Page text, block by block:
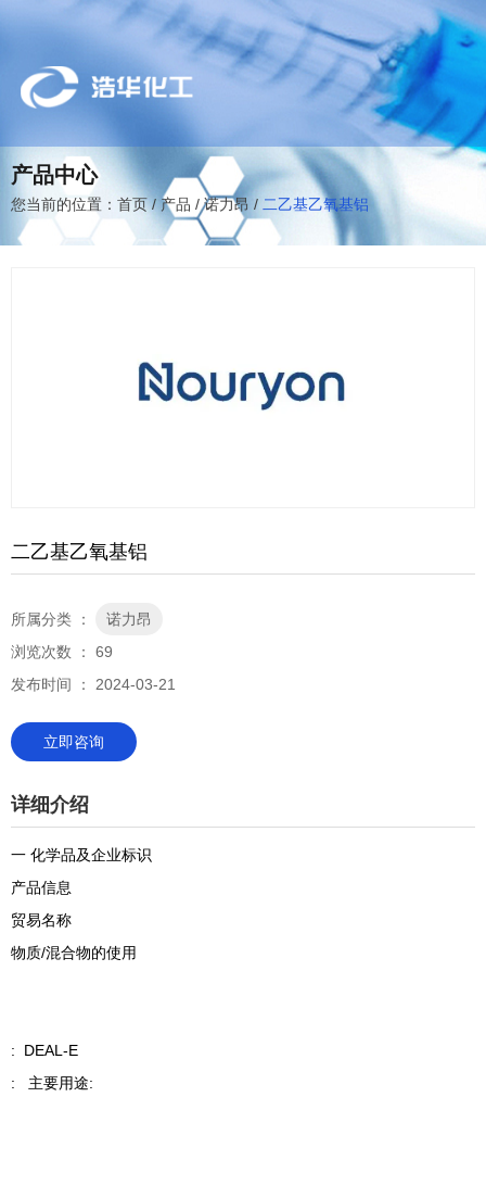
产品中心
您当前的位置：首页/ 产品 /诺力昂 / 二乙基乙氧基铝
二乙基乙氧基铝
所属分类 ：
诺力昂
浏览次数 ： 69
发布时间 ： 2024-03-21
立即咨询
详细介绍
一 化学品及企业标识
产品信息
贸易名称
物质/混合物的使用
: DEAL-E
: 主要用途: